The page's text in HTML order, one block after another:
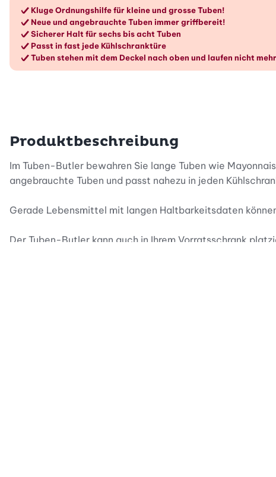
Die Vorteile im Überblick
Kluge Ordnungshilfe für kleine und grosse Tuben!
Neue und angebrauchte Tuben immer griffbereit!
Sicherer Halt für sechs bis acht Tuben
Passt in fast jede Kühlschranktüre
Tuben stehen mit dem Deckel nach oben und laufen nicht
Produktbeschreibung
Im Tuben-Butler bewahren Sie lange Tuben wie
angebrauchte Tuben und passt nahezu in jeden
Gerade Lebensmittel mit langen Haltbarkeitsdaten
Der Tuben-Butler kann auch in Ihrem Vorratsschrank